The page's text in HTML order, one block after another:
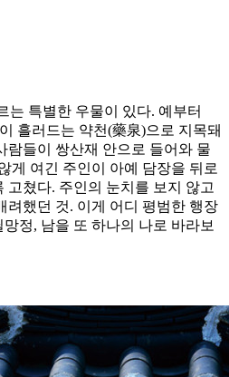
는 특별한 우물이 있다. 예부터
흘러드는 약천(藥泉)으로 지목돼
람들이 쌍산재 안으로 들어와 물
게 여긴 주인이 아예 담장을 뒤로
고쳤다. 주인의 눈치를 보지 않고
려했던 것. 이게 어디 평범한 행장
정, 남을 또 하나의 나로 바라보